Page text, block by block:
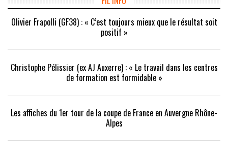
Olivier Frapolli (GF38) : « C’est toujours mieux que le résultat soit
positif »
Christophe Pélissier (ex AJ Auxerre) : « Le travail dans les centres
de formation est formidable »
Les affiches du 1er tour de la coupe de France en Auvergne Rhône-
Alpes